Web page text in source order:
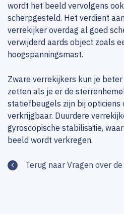
wordt het beeld vervolgens
scherpgesteld. Het verdient
verrekijker overdag al goed
verwijderd aards object zoals
hoogspanningsmast.
Zware verrekijkers kun je
zetten als je er de
statiefbeugels zijn bij opticiens
verkrijgbaar. Duurdere
gyroscopische stabilisatie,
beeld wordt verkregen.
Terug naar Vragen over